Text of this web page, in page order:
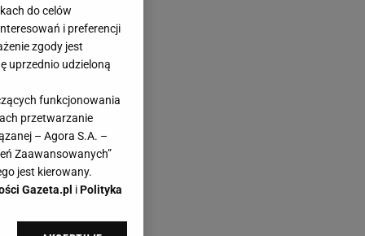
do celów
i preferencji
zgody jest
uprzednio udzieloną
funkcjonowania
przetwarzanie
– Agora S.A. –
Zaawansowanych”
jest kierowany.
Gazeta.pl iPolityka